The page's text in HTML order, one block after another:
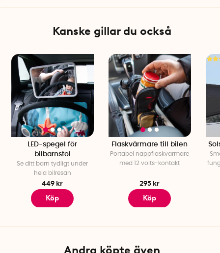
Kanske gillar du också
LED-spegel för
bilbarnstol
Se ditt barn tydligt under
hela bilresan
449 kr
Köp
Flaskvärmare till bilen
Portabel nappflaskvärmare
med 12 volts-kontakt
295 kr
Köp
Andra köpte även